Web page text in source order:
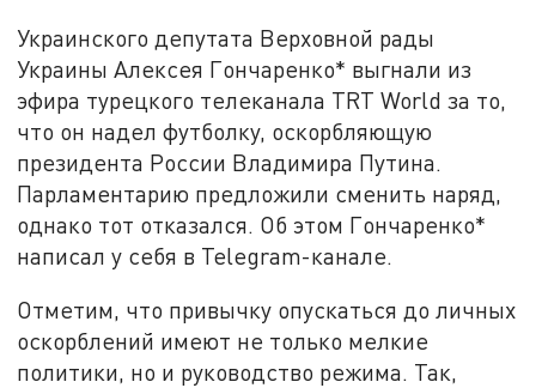
Украинского депутата Верховной рады
Украины Алексея Гончаренко* выгнали из
эфира турецкого телеканала TRT World за то,
что он надел футболку, оскорбляющую
президента России Владимира Путина.
Парламентарию предложили сменить наряд,
однако тот отказался. Об этом Гончаренко*
написал у себя в Telegram-канале.
Отметим, что привычку опускаться до личных
оскорблений имеют не только мелкие
политики, но и руководство режима. Так,